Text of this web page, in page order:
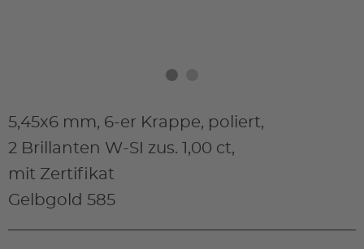
5,45x6 mm, 6-er Krappe, poliert,
2 Brillanten W-SI zus. 1,00 ct,
mit Zertifikat
Gelbgold 585